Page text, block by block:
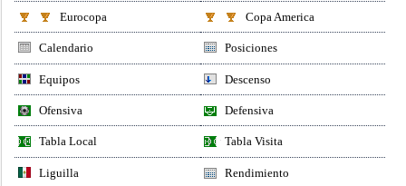
Eurocopa Copa America
Calendario Posiciones
Equipos Descenso
Ofensiva Defensiva
Tabla Local Tabla Visita
Liguilla Rendimiento